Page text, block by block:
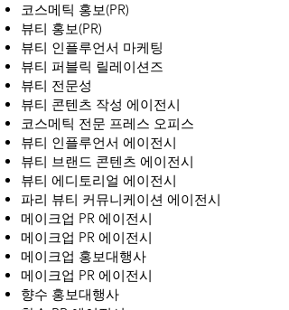
코스메틱 홍보(PR)
뷰티 홍보(PR)
뷰티 인플루언서 마케팅
뷰티 퍼블릭 릴레이션즈
뷰티 전문성
뷰티 콘텐츠 작성 에이전시
코스메틱 전문 프레스 오피스
뷰티 인플루언서 에이전시
뷰티 브랜드 콘텐츠 에이전시
뷰티 에디토리얼 에이전시
파리 뷰티 커뮤니케이션 에이전시
메이크업 PR 에이전시
메이크업 PR 에이전시
메이크업 홍보대행사
메이크업 PR 에이전시
향수 홍보대행사